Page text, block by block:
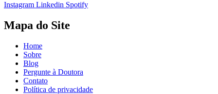
Instagram Linkedin Spotify
Mapa do Site
Home
Sobre
Blog
Pergunte à Doutora
Contato
Política de privacidade